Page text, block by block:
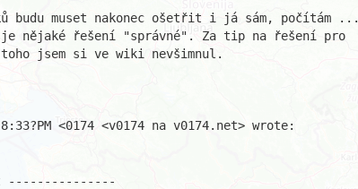
budu muset nakonec ošetřit i já sám, počítám ...
nějaké řešení "správné". Za tip na řešení pro
jsem si ve wiki nevšimnul.
<0174 <v0174 na v0174.net> wrote:
---------------